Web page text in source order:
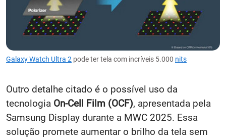
Galaxy Watch Ultra 2 pode ter tela com incríveis 5.000 nits
Outro detalhe citado é o possível uso da
tecnologia On-Cell Film (OCF), apresentada pela
Samsung Display durante a MWC 2025. Essa
solução promete aumentar o brilho da tela sem